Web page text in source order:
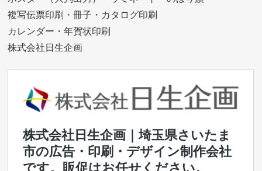
複写伝票印刷・冊子・カタログ印刷
カレンダー・年賀状印刷
株式会社日生企画